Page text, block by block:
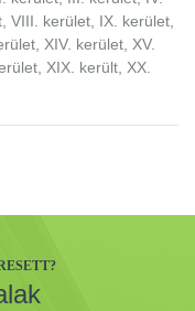
VIII. kerület, IX. kerület,
XIV. kerület, XV.
XIX. került, XX.